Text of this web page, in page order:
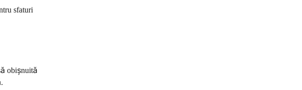
sfaturi
obișnuită